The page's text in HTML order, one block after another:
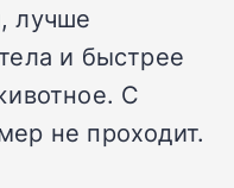
лучше
и быстрее
С
не проходит.